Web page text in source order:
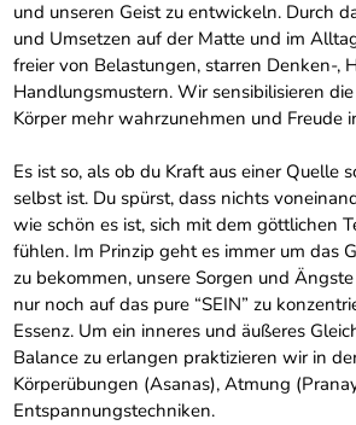
und unseren Geist zu entwickeln. Durch
und Umsetzen auf der Matte und im
freier von Belastungen, starren Denken-,
Handlungsmustern. Wir sensibilisieren
Körper mehr wahrzunehmen und Freude
Es ist so, als ob du Kraft aus einer Quelle
selbst ist. Du spürst, dass nichts
wie schön es ist, sich mit dem göttlichen
fühlen. Im Prinzip geht es immer um das
zu bekommen, unsere Sorgen und
nur noch auf das pure “SEIN” zu
Essenz. Um ein inneres und äußeres
Balance zu erlangen praktizieren wir in
Körperübungen (Asanas), Atmung
Entspannungstechniken.